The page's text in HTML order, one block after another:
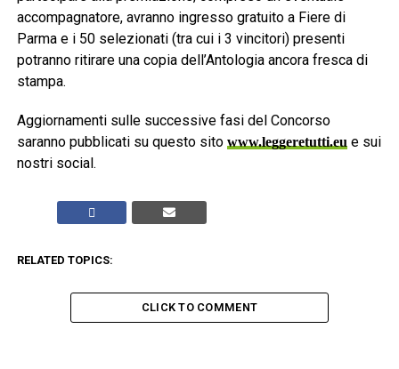
accompagnatore, avranno ingresso gratuito a Fiere di
Parma e i 50 selezionati (tra cui i 3 vincitori) presenti
potranno ritirare una copia dell’Antologia ancora fresca di
stampa.
Aggiornamenti sulle successive fasi del Concorso
saranno pubblicati su questo sito www.leggeretutti.eue sui
nostri social.
RELATED TOPICS:
CLICK TO COMMENT